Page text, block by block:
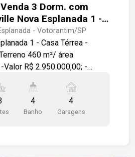
3 Dorm. com
Nova Esplanada 1 -
- Votorantim/SP
1 - Casa Térrea -
Valor R$ 2.950.000,00; -
de madeira na área da
- Aquecimento
sendo 2 cobertos;
4
Banho
4
Garagens